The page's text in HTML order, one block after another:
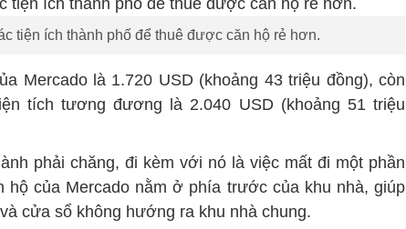
tiện ích thành phố để thuê được căn hộ rẻ hơn.
Mercado là 1.720 USD (khoảng 43 triệu đồng), còn
tích tương đương là 2.040 USD (khoảng 51 triệu
phải chăng, đi kèm với nó là việc mất đi một phần
hộ của Mercado nằm ở phía trước của khu nhà, giúp
cửa sổ không hướng ra khu nhà chung.